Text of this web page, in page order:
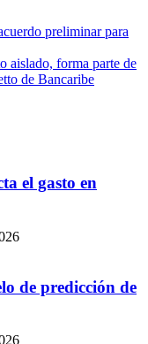
preliminar para
aislado, forma parte de
de Bancaribe
el gasto en
de predicción de